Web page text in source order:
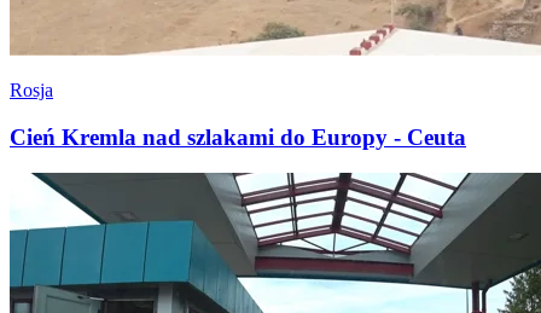
Rosja
Cień Kremla nad szlakami do Europy - Ceuta